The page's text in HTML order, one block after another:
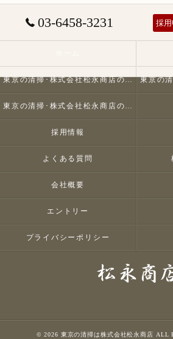
03-6458-3231 採
東京の清掃･株式会社松永商店の口コミ情報
東京の清掃･株式会社松永商店のお客様の声
採用情報
よくある質問
会社概要
エントリー
プライバシーポリシー
© 2026 東京の清掃は株式会社松永商店 ALL